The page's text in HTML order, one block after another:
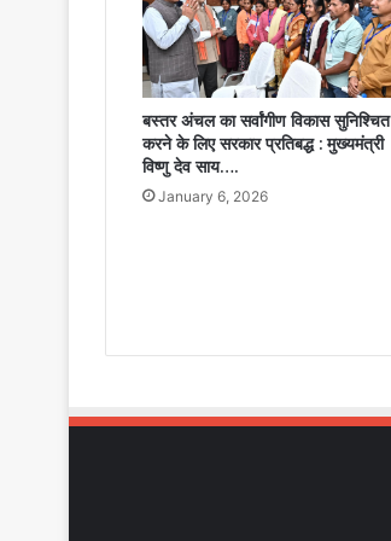
की
उपस्थिति
में
होंगे
विशेष
आयोजन….
बस्तर अंचल का सर्वांगीण विकास सुनिश्चित
करने के लिए सरकार प्रतिबद्ध : मुख्यमंत्री
विष्णु देव साय….
January 6, 2026